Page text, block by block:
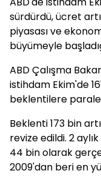
sürdürdü, ücret
piyasası ve
büyümeyle
ABD Çalışma
istihdam Ekim'de
beklentilere
Beklenti 173 bin
revize edildi. 2
44 bin olarak
2009'dan beri en